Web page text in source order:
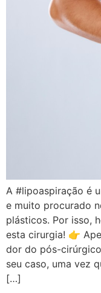
A #lipoaspiração é
e muito procurado
plásticos. Por isso,
esta cirurgia! 👉
dor do pós-
seu caso, uma vez
[…]